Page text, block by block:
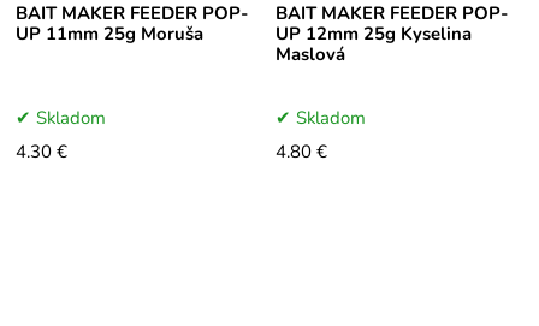
BAIT MAKER FEEDER POP-
UP 11mm 25g Moruša
Skladom
4.30 €
BAIT MAKER FEEDER POP-
UP 12mm 25g Kyselina
Maslová
Skladom
4.80 €